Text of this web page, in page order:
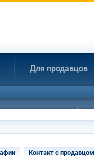
Для продавцов
Контакт с продавцом